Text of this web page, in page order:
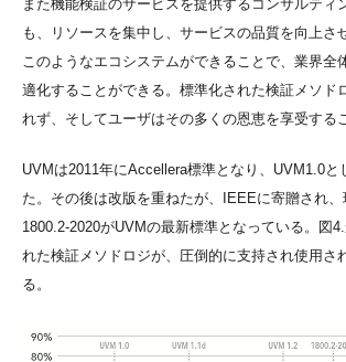
また機能検証のサービスを提供するコンサルティ
も、リソースを集中し、サービスの品質を向上さ
このようなエコシステムができることで、業界全
適化することができる。標準化された検証メソド
れず、そしてユーザはその多くの恩恵を享受する
UVMは2011年にAccellera標準となり、UVM1.0と
た。その後は改版を重ねたが、IEEEに寄贈され
1800.2-2020がUVMの最新標準となっている。図
れた検証メソドロジが、圧倒的に支持され使用さ
る。